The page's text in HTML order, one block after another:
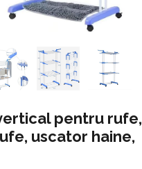
pentru rufe,
uscator haine,